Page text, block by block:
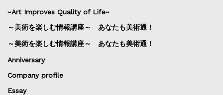
~Art Improves Quality of Life~
～美術を楽しむ情報講座～ あなたも美術通！
～美術を楽しむ情報講座～ あなたも美術通！
Anniversary
Company profile
Essay